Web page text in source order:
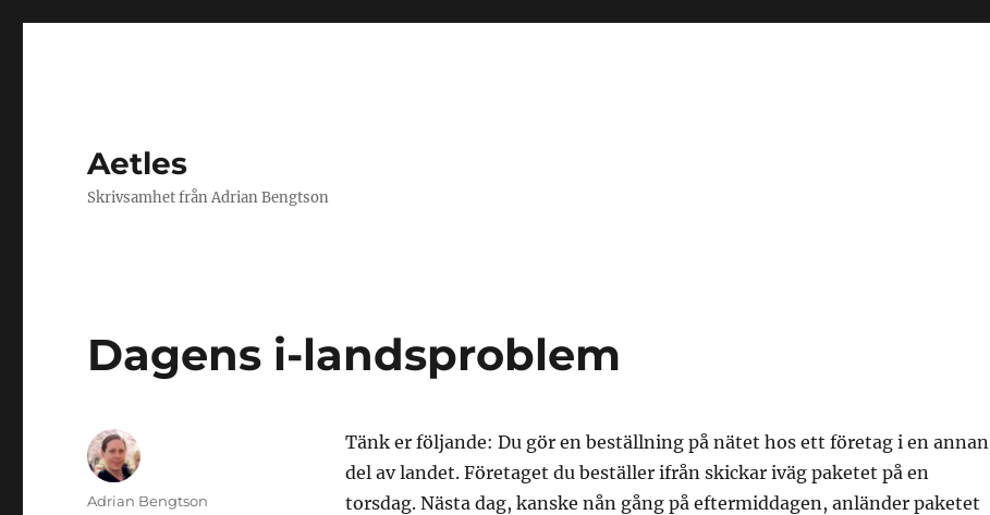
Aetles
Skrivsamhet från Adrian Bengtson
Dagens i-landsproblem
Tänk er följande: Du gör en beställning på nätet hos ett företag i en annan
del av landet. Företaget du beställer ifrån skickar iväg paketet på en
torsdag. Nästa dag, kanske nån gång på eftermiddagen, anländer paketet
Författare
Adrian Bengtson